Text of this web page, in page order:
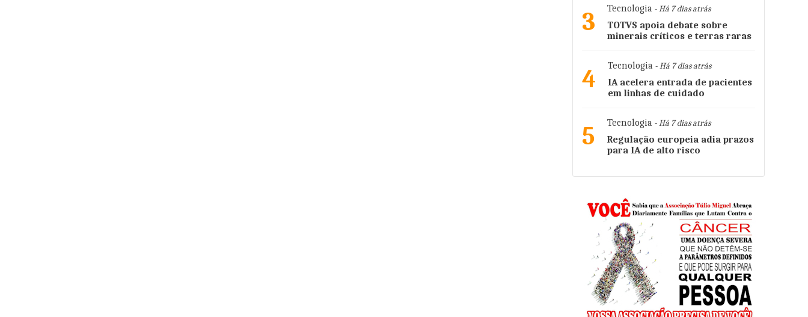
3 Tecnologia - Há 7 dias atrás
TOTVS apoia debate sobre
minerais críticos e terras raras
4 Tecnologia - Há 7 dias atrás
IA acelera entrada de pacientes
em linhas de cuidado
5 Tecnologia - Há 7 dias atrás
Regulação europeia adia prazos
para IA de alto risco